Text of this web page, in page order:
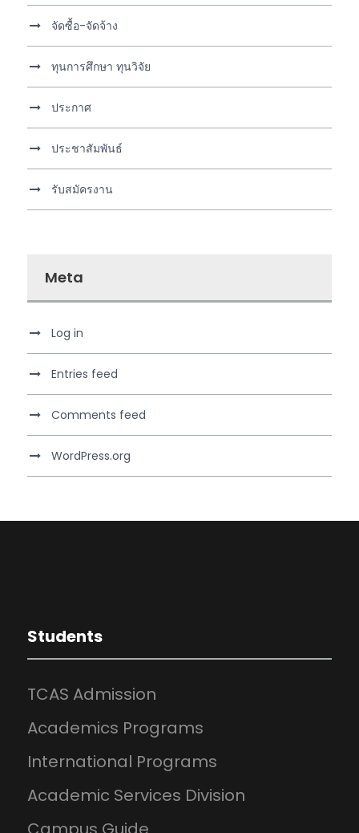
จัดซื้อ-จัดจ้าง
ทุนการศึกษา ทุนวิจัย
ประกาศ
ประชาสัมพันธ์
รับสมัครงาน
Meta
Log in
Entries feed
Comments feed
WordPress.org
Students
TCAS Admission
Academics Programs
International Programs
Academic Services Division